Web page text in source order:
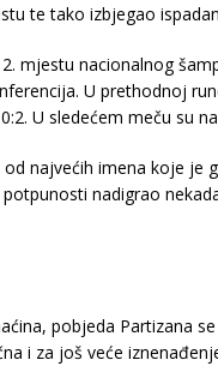
te tako izbjegao
mjestu nacionalnog
U prethodnoj
U sledećem meču su
najvećih imena koje je
nadigrao
pobjeda Partizana
i za još veće